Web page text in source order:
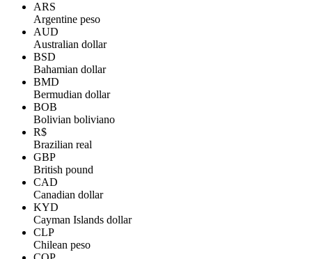
ARS
Argentine peso
AUD
Australian dollar
BSD
Bahamian dollar
BMD
Bermudian dollar
BOB
Bolivian boliviano
R$
Brazilian real
GBP
British pound
CAD
Canadian dollar
KYD
Cayman Islands dollar
CLP
Chilean peso